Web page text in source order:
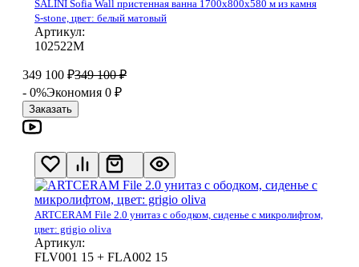
SALINI Sofia Wall пристенная ванна 1700х800х580 м из камня
S-stone, цвет: белый матовый
Артикул:
102522М
349 100 ₽349 100 ₽
- 0%Экономия 0 ₽
Заказать
ARTCERAM File 2.0 унитаз с ободком, сиденье с микролифтом,
цвет: grigio oliva
Артикул:
FLV001 15 + FLA002 15